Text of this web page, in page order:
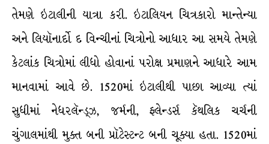
તેમણે ઇટાલીની યાત્રા કરી. ઇટાલિયન ચિત્રકારો માન્તેન્યા
અને લિયૉનાર્દો દ વિન્ચીનાં ચિત્રોનો આધાર આ સમયે તેમણે
કેટલાંક ચિત્રોમાં લીધો હોવાનાં પરોક્ષ પ્રમાણને આધારે આમ
માનવામાં આવે છે. 1520માં ઇટાલીથી પાછા આવ્યા ત્યાં
સુધીમાં નેધરલૅન્ડ્ઝ, જર્મની, ફ્લેન્ડર્સ કૅથલિક ચર્ચની
ચુંગાલમાંથી મુક્ત બની પ્રૉટેસ્ટન્ટ બની ચૂક્યા હતા. 1520માં